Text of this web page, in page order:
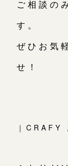
ご相談の
す。
ぜひお気
せ！
｜CRAFY